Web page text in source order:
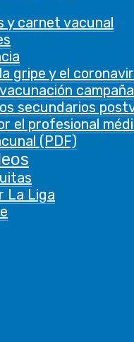
y carnet vacunal
gripe y el
secundarios
el profesional
(PDF)
La Liga
Cookie
Consent
cookie is used
to store the
user consent
for the
cookies in the
category
set by GDPR